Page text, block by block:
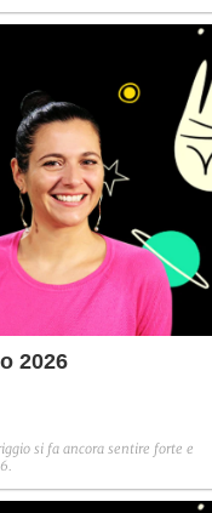
2026
si fa ancora sentire forte e